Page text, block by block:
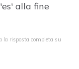
alla fine
la risposta completa su